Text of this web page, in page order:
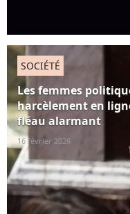
SOCIÉTÉ
Les femmes
harcèlement en
fléau alarmant
16 février 2026